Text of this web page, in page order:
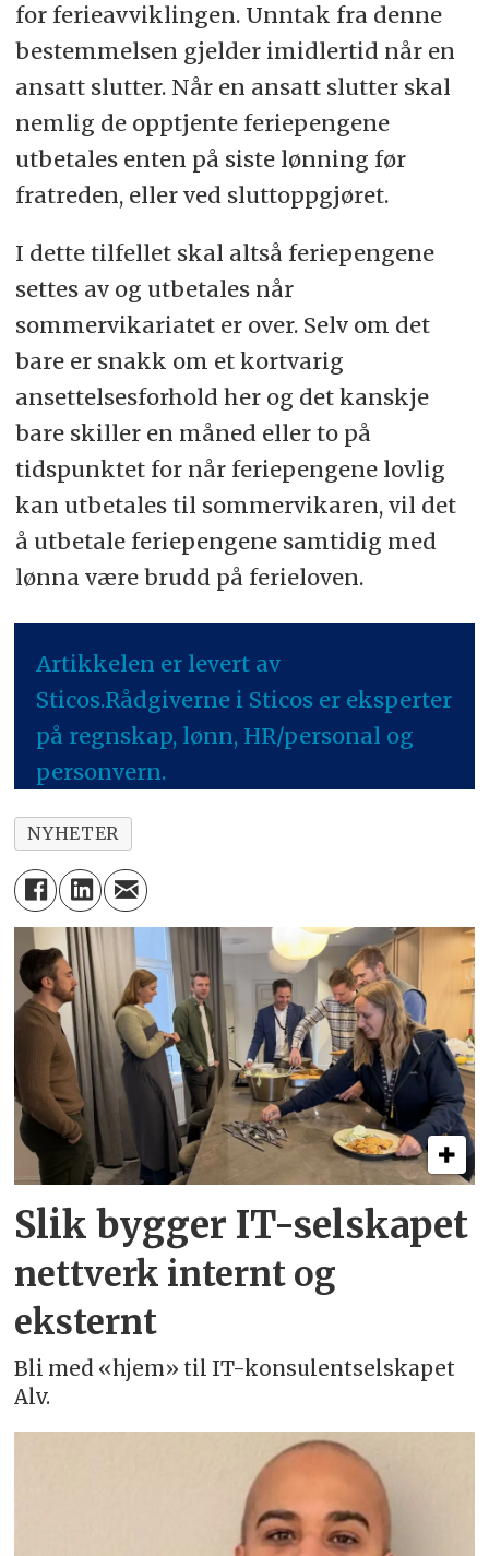
for ferieavviklingen. Unntak fra denne
bestemmelsen gjelder imidlertid når en
ansatt slutter. Når en ansatt slutter skal
nemlig de opptjente feriepengene
utbetales enten på siste lønning før
fratreden, eller ved sluttoppgjøret.
I dette tilfellet skal altså feriepengene
settes av og utbetales når
sommervikariatet er over. Selv om det
bare er snakk om et kortvarig
ansettelsesforhold her og det kanskje
bare skiller en måned eller to på
tidspunktet for når feriepengene lovlig
kan utbetales til sommervikaren, vil det
å utbetale feriepengene samtidig med
lønna være brudd på ferieloven.
Artikkelen er levert av
Sticos.Rådgiverne i Sticos er eksperter
på regnskap, lønn, HR/personal og
personvern.
NYHETER
Slik bygger IT-selskapet
nettverk internt og
eksternt
Bli med «hjem» til IT-konsulentselskapet
Alv.